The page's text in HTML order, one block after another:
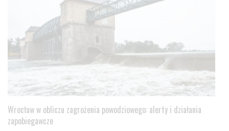
Wrocław w obliczu zagrożenia powodziowego: alerty i działania
zapobiegawcze